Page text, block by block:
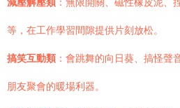
等，在工作學習間隙提供片刻放松。
搞笑互動類 ：會跳舞的向日葵、搞怪聲
朋友聚會的暖場利器。